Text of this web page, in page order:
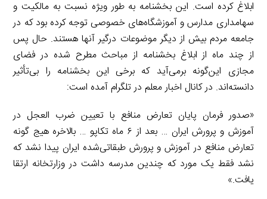
ابلاغ کرده است. این بخشنامه به طور ویژه نسبت به مالکیت و
سهامداری مدارس و آموزشگاه‌های خصوصی توجه کرده بود که در
جامعه مردم بیش از دیگر موضوعات درگیر آنها هستند. حال پس
از چند ماه از ابلاغ بخشنامه از مباحث مطرح شده در فضای
مجازی این‌گونه برمی‌آید که برخی این بخشنامه را بی‌تأثیر
دانسته‌اند. در کانال اخبار معلم در تلگرام آمده است:
«صدور فرمان پایان تعارض منافع با تعیین ضرب العجل در
آموزش و پرورش ایران … بعد از ۶ ماه تکاپو … بالاخره هیج گونه
تعارض منافع در آموزش و پرورش طبقاتی‌شده ایران پیدا نشد که
نشد فقط یک مورد که چندین مدرسه داشت در وزارتخانه ارتقا
یافت.»